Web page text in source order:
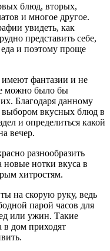
блюд, вторых,
и многое другое.
увидеть, как
представить себе,
еда и поэтому проще
фантазии и не
можно было бы
Благодаря данному
выбором вкусных блюд в
и определиться какой
вечер.
разнообразить
нотки вкуса в
хитростям.
на скорую руку, ведь
парой часов для
или ужин. Такие
в дом приходят